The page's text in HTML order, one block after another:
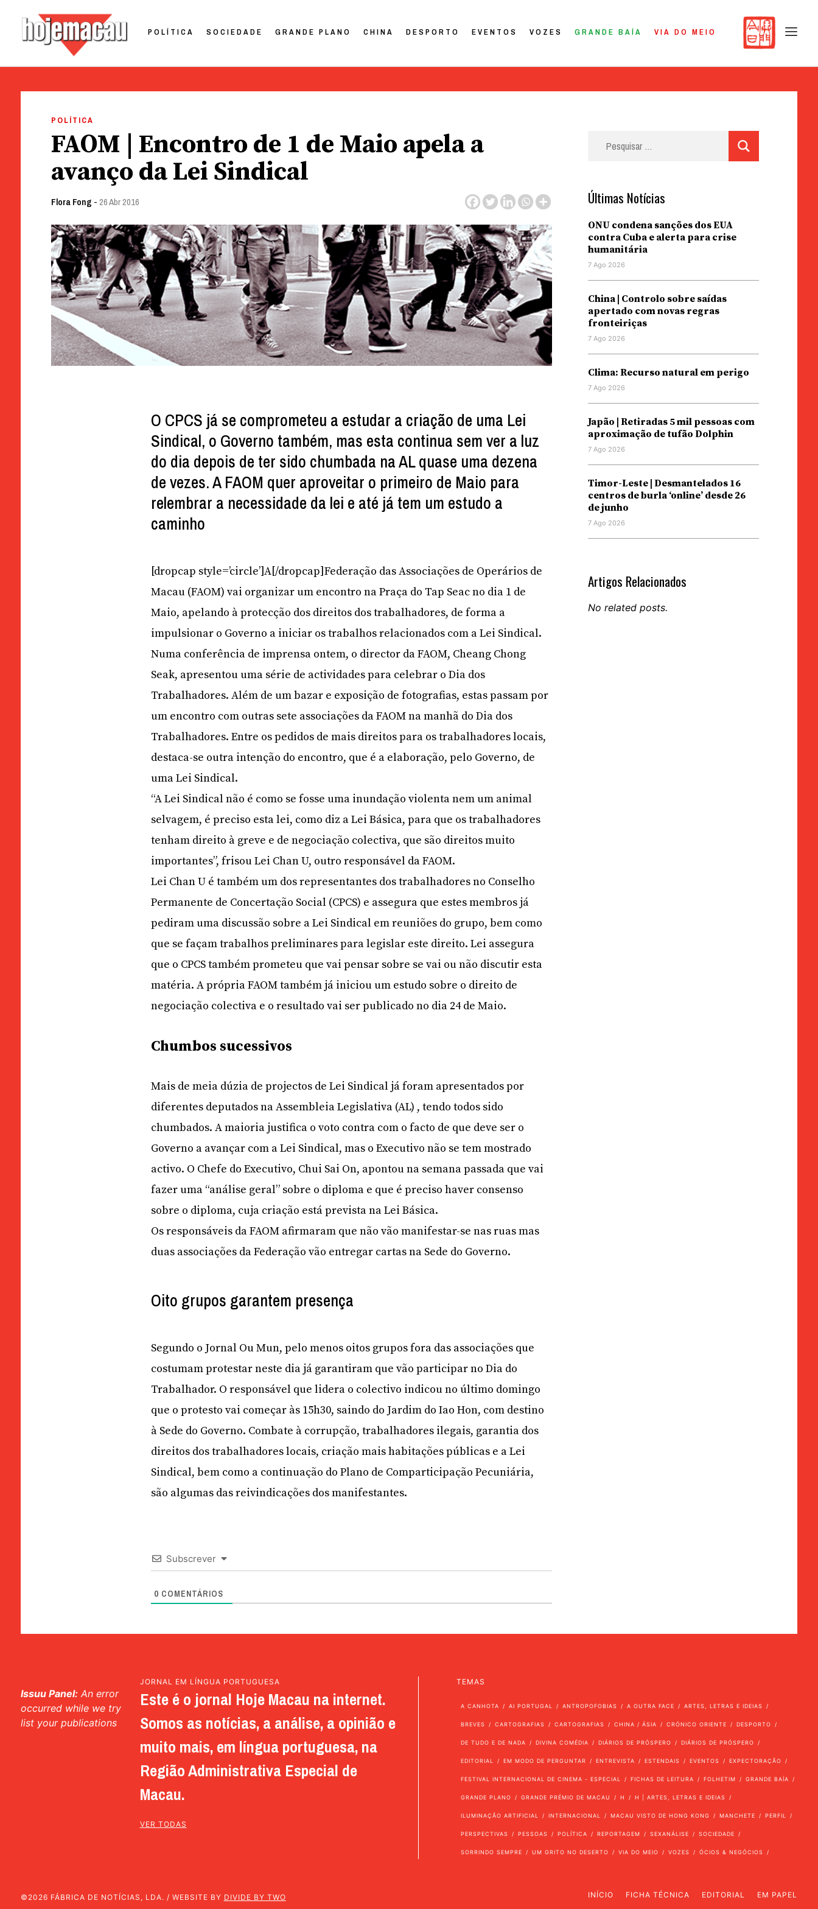
POLÍTICA SOCIEDADE GRANDE PLANO CHINA DESPORTO EVENTOS VOZES GRANDE BAÍA VIA DO MEIO
POLÍTICA
FAOM | Encontro de 1 de Maio apela a
avanço da Lei Sindical
Flora Fong - 26 Abr 2016
O CPCS já se comprometeu a estudar a criação de uma Lei
Sindical, o Governo também, mas esta continua sem ver a luz
do dia depois de ter sido chumbada na AL quase uma dezena
de vezes. A FAOM quer aproveitar o primeiro de Maio para
relembrar a necessidade da lei e até já tem um estudo a
caminho
[dropcap style=’circle’]A[/dropcap]Federação das Associações de Operários de
Macau (FAOM) vai organizar um encontro na Praça do Tap Seac no dia 1 de
Maio, apelando à protecção dos direitos dos trabalhadores, de forma a
impulsionar o Governo a iniciar os trabalhos relacionados com a Lei Sindical.
Numa conferência de imprensa ontem, o director da FAOM, Cheang Chong
Seak, apresentou uma série de actividades para celebrar o Dia dos
Trabalhadores. Além de um bazar e exposição de fotografias, estas passam por
um encontro com outras sete associações da FAOM na manhã do Dia dos
Trabalhadores. Entre os pedidos de mais direitos para os trabalhadores locais,
destaca-se outra intenção do encontro, que é a elaboração, pelo Governo, de
uma Lei Sindical.
“A Lei Sindical não é como se fosse uma inundação violenta nem um animal
selvagem, é preciso esta lei, como diz a Lei Básica, para que os trabalhadores
tenham direito à greve e de negociação colectiva, que são direitos muito
importantes”, frisou Lei Chan U, outro responsável da FAOM.
Lei Chan U é também um dos representantes dos trabalhadores no Conselho
Permanente de Concertação Social (CPCS) e assegura que estes membros já
pediram uma discussão sobre a Lei Sindical em reuniões do grupo, bem como
que se façam trabalhos preliminares para legislar este direito. Lei assegura
que o CPCS também prometeu que vai pensar sobre se vai ou não discutir esta
matéria. A própria FAOM também já iniciou um estudo sobre o direito de
negociação colectiva e o resultado vai ser publicado no dia 24 de Maio.
Chumbos sucessivos
Mais de meia dúzia de projectos de Lei Sindical já foram apresentados por
diferentes deputados na Assembleia Legislativa (AL) , tendo todos sido
chumbados. A maioria justifica o voto contra com o facto de que deve ser o
Governo a avançar com a Lei Sindical, mas o Executivo não se tem mostrado
activo. O Chefe do Executivo, Chui Sai On, apontou na semana passada que vai
fazer uma “análise geral” sobre o diploma e que é preciso haver consenso
sobre o diploma, cuja criação está prevista na Lei Básica.
Os responsáveis da FAOM afirmaram que não vão manifestar-se nas ruas mas
duas associações da Federação vão entregar cartas na Sede do Governo.
Oito grupos garantem presença
Segundo o Jornal Ou Mun, pelo menos oitos grupos fora das associações que
costumam protestar neste dia já garantiram que vão participar no Dia do
Trabalhador. O responsável que lidera o colectivo indicou no último domingo
que o protesto vai começar às 15h30, saindo do Jardim do Iao Hon, com destino
à Sede do Governo. Combate à corrupção, trabalhadores ilegais, garantia dos
direitos dos trabalhadores locais, criação mais habitações públicas e a Lei
Sindical, bem como a continuação do Plano de Comparticipação Pecuniária,
são algumas das reivindicações dos manifestantes.
Subscrever
0 COMENTÁRIOS
Últimas Notícias
ONU condena sanções dos EUA
contra Cuba e alerta para crise
humanitária
7 Ago 2026
China | Controlo sobre saídas
apertado com novas regras
fronteiriças
7 Ago 2026
Clima: Recurso natural em perigo
7 Ago 2026
Japão | Retiradas 5 mil pessoas com
aproximação de tufão Dolphin
7 Ago 2026
Timor-Leste | Desmantelados 16
centros de burla ‘online’ desde 26
de junho
7 Ago 2026
Artigos Relacionados
No related posts.
Issuu Panel: An error
occurred while we try
list your publications
JORNAL EM LÍNGUA PORTUGUESA
Este é o jornal Hoje Macau na internet.
Somos as notícias, a análise, a opinião e
muito mais, em língua portuguesa, na
Região Administrativa Especial de
Macau.
VER TODAS
TEMAS
A CANHOTA AI PORTUGAL ANTROPOFOBIAS A OUTRA FACE ARTES, LETRAS E IDEIAS
BREVES CARTOGRAFIAS CARTOGRAFIAS CHINA / ÁSIA CRÓNICO ORIENTE DESPORTO
DE TUDO E DE NADA DIVINA COMÉDIA DIÁRIOS DE PRÓSPERO DIÁRIOS DE PRÓSPERO
EDITORIAL EM MODO DE PERGUNTAR ENTREVISTA ESTENDAIS EVENTOS EXPECTORAÇÃO
FESTIVAL INTERNACIONAL DE CINEMA - ESPECIAL FICHAS DE LEITURA FOLHETIM GRANDE BAÍA
GRANDE PLANO GRANDE PRÉMIO DE MACAU H H | ARTES, LETRAS E IDEIAS
ILUMINAÇÃO ARTIFICIAL INTERNACIONAL MACAU VISTO DE HONG KONG MANCHETE PERFIL
PERSPECTIVAS PESSOAS POLÍTICA REPORTAGEM SEXANÁLISE SOCIEDADE
SORRINDO SEMPRE UM GRITO NO DESERTO VIA DO MEIO VOZES ÓCIOS & NEGÓCIOS
©2026 FÁBRICA DE NOTÍCIAS, LDA. / WEBSITE BY DIVIDE BY TWO INÍCIO FICHA TÉCNICA EDITORIAL EM PAPEL